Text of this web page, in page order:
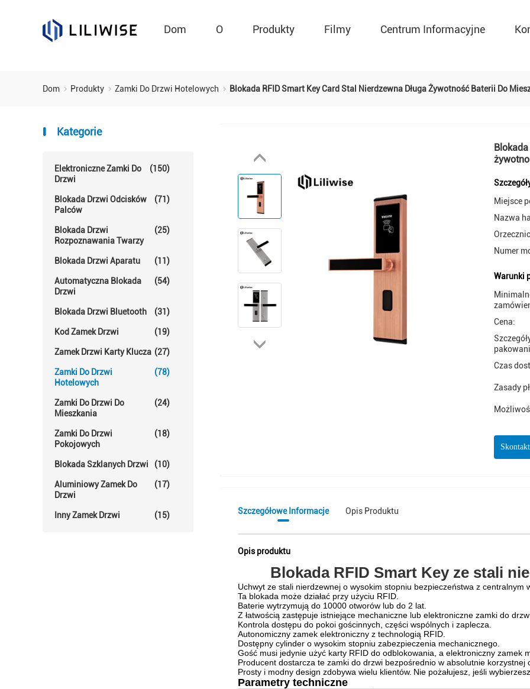
Dom O Produkty Filmy Centrum Informacyjne
Dom Produkty Zamki Do Drzwi Hotelowych Blokada RFID Smart Key Card Stal Nierdzewna Długa Żywotność Baterii Do
Kategorie
Elektroniczne Zamki Do
Drzwi
(150)
Blokada Drzwi Odcisków
Palców
(71)
Blokada Drzwi
Rozpoznawania Twarzy
(25)
Blokada Drzwi Aparatu (11)
Automatyczna Blokada
Drzwi
(54)
Blokada Drzwi Bluetooth (31)
Kod Zamek Drzwi (19)
Zamek Drzwi Karty Klucza (27)
Zamki Do Drzwi
Hotelowych
(78)
Zamki Do Drzwi Do
Mieszkania
(24)
Zamki Do Drzwi
Pokojowych
(18)
Blokada Szklanych Drzwi (10)
Aluminiowy Zamek Do
Drzwi
(17)
Inny Zamek Drzwi (15)
Miejsce
Nazwa
Numer
Warunki
Cena:
Czas
Zasady
Szczegółowe Informacje Opis Produktu
Opis produktu
Blokada RFID Smart Key ze stali
Uchwyt ze stali nierdzewnej o wysokim stopniu bezpieczeństwa z centralnym
Ta blokada może działać przy użyciu RFID.
Baterie wytrzymują do 10000 otworów lub do 2 lat.
Z łatwością zastępuje istniejące mechaniczne lub elektroniczne zamki do
Kontrola dostępu do pokoi gościnnych, części wspólnych i zaplecza.
Autonomiczny zamek elektroniczny z technologią RFID.
Dostępny cylinder o wysokim stopniu zabezpieczenia mechanicznego.
Gość musi jedynie użyć karty RFID do odblokowania, a elektroniczny zamek
Producent dostarcza te zamki do drzwi bezpośrednio w absolutnie korzystnej
Prosty i modny design zdobywa wielu klientów. Nie pożałujesz, jeśli
Parametry techniczne